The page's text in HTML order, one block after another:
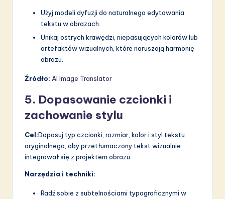
Użyj modeli dyfuzji do naturalnego edytowania
tekstu w obrazach.
Unikaj ostrych krawędzi, niepasujących kolorów lub
artefaktów wizualnych, które naruszają harmonię
obrazu.
Źródło: AI Image Translator
5. Dopasowanie czcionki i
zachowanie stylu
Cel:Dopasuj typ czcionki, rozmiar, kolor i styl tekstu
oryginalnego, aby przetłumaczony tekst wizualnie
integrował się z projektem obrazu.
Narzędzia i techniki:
Radź sobie z subtelnościami typograficznymi w